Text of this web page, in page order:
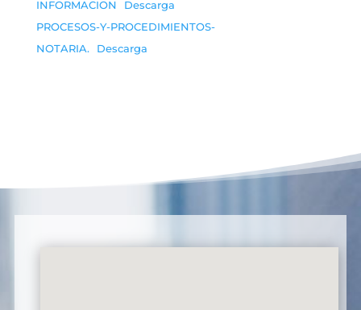
INFORMACION
Descarga
PROCESOS-Y-PROCEDIMIENTOS-
NOTARIA.
Descarga